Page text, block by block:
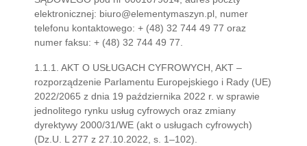
elektronicznej: biuro@elementymaszyn.pl, numer
telefonu kontaktowego: + (48) 32 744 49 77 oraz
numer faksu: + (48) 32 744 49 77.
1.1.1. AKT O USŁUGACH CYFROWYCH, AKT –
rozporządzenie Parlamentu Europejskiego i Rady (UE)
2022/2065 z dnia 19 października 2022 r. w sprawie
jednolitego rynku usług cyfrowych oraz zmiany
dyrektywy 2000/31/WE (akt o usługach cyfrowych)
(Dz.U. L 277 z 27.10.2022, s. 1–102).